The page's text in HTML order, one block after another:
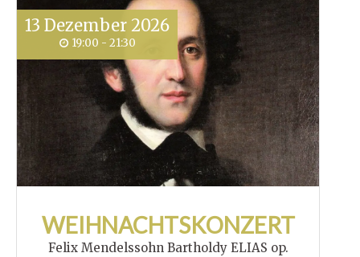
13 Dezember 2026
19:00 - 21:30
WEIHNACHTSKONZERT
Felix Mendelssohn Bartholdy ELIAS op.